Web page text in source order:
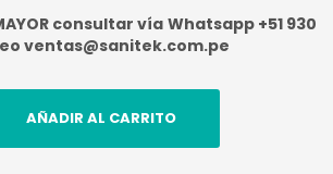
MAYOR consultar vía Whatsapp +51 930
ventas@sanitek.com.pe
AÑADIR AL CARRITO